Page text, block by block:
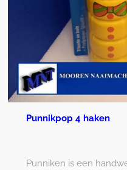
Punnikpop 4 haken
Punniken is een